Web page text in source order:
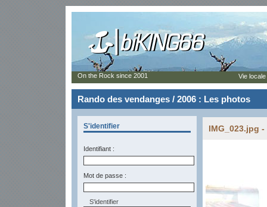
Rando des vendanges / 2006 : Les photos
S'identifier
Identifiant :
Mot de passe :
IMG_023.jpg
On the Rock since 2001 Vie